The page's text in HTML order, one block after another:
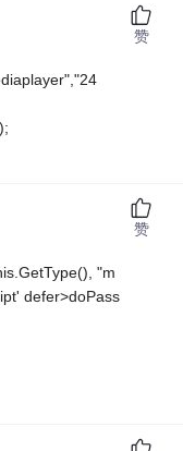
赞
"m
defer>doPass
赞